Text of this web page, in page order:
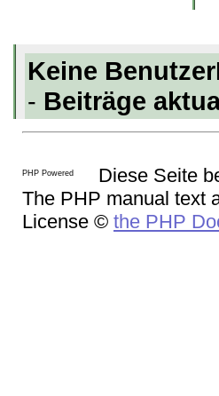
Keine
- Beiträge
Diese Seite
The PHP manual text
License © the PHP